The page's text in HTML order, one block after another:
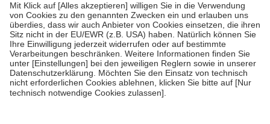
fallenkeine Zuzahlungenan bei:
• Kindern und Jugendlichen bis zum vollendeten 18. Lebensjahr
mit Ausnahme der Fahrkosten
• Untersuchungen zur Vorsorge und Früherkennung, die von der
GKV getragen werden
• empfohlenen Schutzimpfungen
• Harn- und Blutteststreifen